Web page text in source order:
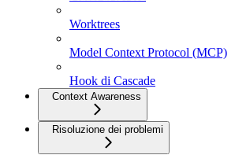
Worktrees
Model Context Protocol (MCP)
Hook di Cascade
Context Awareness
Risoluzione dei problemi